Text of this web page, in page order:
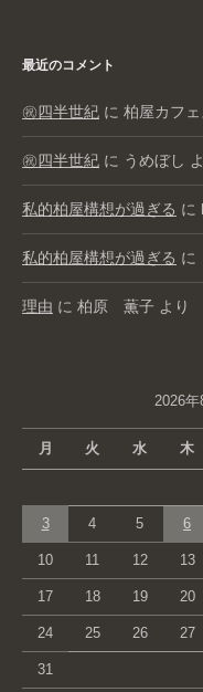
最近のコメント
㊗️四半世紀 に 柏屋カフ
㊗️四半世紀 に うめぼし
私的柏屋構想が過ぎる に
私的柏屋構想が過ぎる に
理由 に 柏原 薫子 より
2026年
月 火 水 木
3 4 5 6
10 11 12 13
17 18 19 20
24 25 26 27
31